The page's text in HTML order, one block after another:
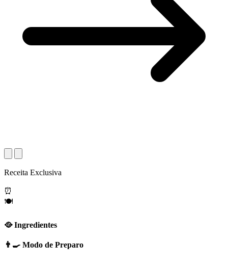
Receita Exclusiva
⏰
🍽️
🥘 Ingredientes
👨‍🍳 Modo de Preparo